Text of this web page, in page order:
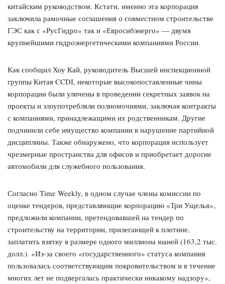
китайским руководством. Кстати, именно эта корпорация
заключила рамочные соглашения о совместном строительстве
ГЭС как с «РусГидро» так и «Евросибэнерго» — двумя
крупнейшими гидроэнергетическими компаниями России.
Как сообщил Хоу Кай, руководитель Высшей инспекционной
группы Китая CCDI, некоторые высокопоставленные чины
корпорации были уличены в проведении секретных заявок на
проекты и злоупотребляли полномочиями, заключая контракты
с компаниями, принадлежащими их родственникам. Другие
подчинили себе имущество компании в нарушение партийной
дисциплины. Также обнаружено, что корпорация использует
чрезмерные пространства для офисов и приобретает дорогие
автомобили для служебного пользования.
Согласно Time Weekly, в одном случае члены комиссии по
оценке тендеров, представляющие корпорацию «Три Ущелья»,
предложили компании, претендовавшей на тендер по
строительству на территории, прилегающей к плотине,
заплатить взятку в размере одного миллиона юаней (163,2 тыс.
долл.). «Из-за своего «государственного» статуса компания
пользовалась соответствующим покровительством и в течение
многих лет не подвергалась практически никакому надзору»,